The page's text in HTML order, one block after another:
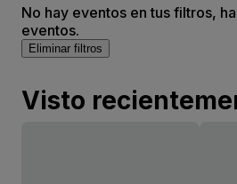
No hay eventos en tus filtros,
eventos.
Eliminar filtros
Visto